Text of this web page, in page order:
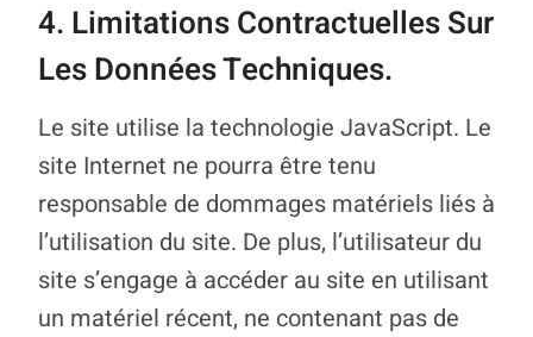
4. Limitations Contractuelles Sur
Les Données Techniques.
Le site utilise la technologie JavaScript. Le
site Internet ne pourra être tenu
responsable de dommages matériels liés à
l’utilisation du site. De plus, l’utilisateur du
site s’engage à accéder au site en utilisant
un matériel récent, ne contenant pas de